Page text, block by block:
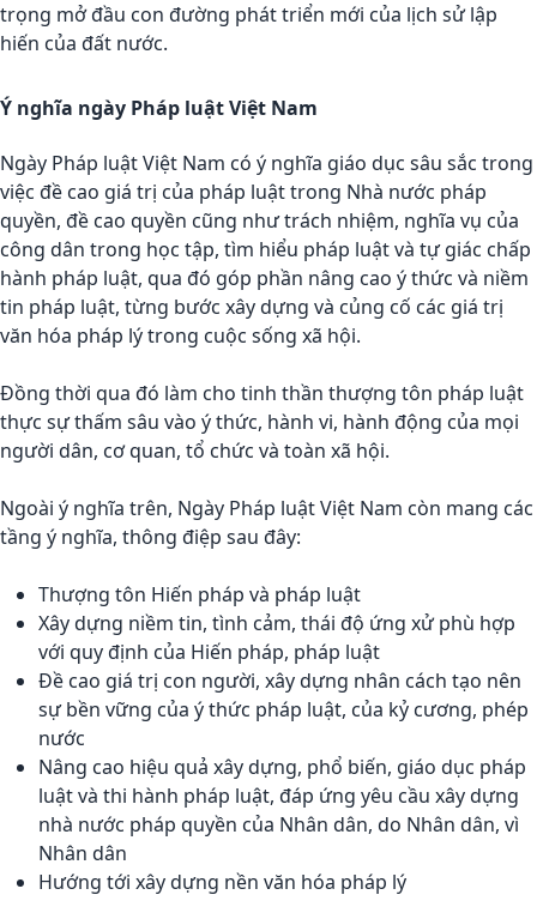
trọng mở đầu con đường phát triển mới của lịch sử lập
hiến của đất nước.
Ý nghĩa ngày Pháp luật Việt Nam
Ngày Pháp luật Việt Nam có ý nghĩa giáo dục sâu sắc trong
việc đề cao giá trị của pháp luật trong Nhà nước pháp
quyền, đề cao quyền cũng như trách nhiệm, nghĩa vụ của
công dân trong học tập, tìm hiểu pháp luật và tự giác chấp
hành pháp luật, qua đó góp phần nâng cao ý thức và niềm
tin pháp luật, từng bước xây dựng và củng cố các giá trị
văn hóa pháp lý trong cuộc sống xã hội.
Đồng thời qua đó làm cho tinh thần thượng tôn pháp luật
thực sự thấm sâu vào ý thức, hành vi, hành động của mọi
người dân, cơ quan, tổ chức và toàn xã hội.
Ngoài ý nghĩa trên, Ngày Pháp luật Việt Nam còn mang các
tầng ý nghĩa, thông điệp sau đây:
Thượng tôn Hiến pháp và pháp luật
Xây dựng niềm tin, tình cảm, thái độ ứng xử phù hợp
với quy định của Hiến pháp, pháp luật
Đề cao giá trị con người, xây dựng nhân cách tạo nên
sự bền vững của ý thức pháp luật, của kỷ cương, phép
nước
Nâng cao hiệu quả xây dựng, phổ biến, giáo dục pháp
luật và thi hành pháp luật, đáp ứng yêu cầu xây dựng
nhà nước pháp quyền của Nhân dân, do Nhân dân, vì
Nhân dân
Hướng tới xây dựng nền văn hóa pháp lý